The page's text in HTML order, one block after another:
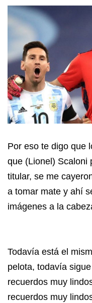
Por eso te digo que
que (Lionel) Scaloni
titular, se me
a tomar mate y ahí
imágenes a la
Todavía está el
pelota, todavía
recuerdos muy
recuerdos muy